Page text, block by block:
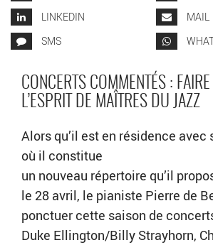
LINKEDIN
MAIL
SMS
CONCERTS COMMENTÉS : FAIRE
L’ESPRIT DE MAÎTRES DU JAZZ
Alors qu’il est en résidence avec
où il constitue
un nouveau répertoire qu’il
le 28 avril, le pianiste Pierre de
ponctuer cette saison de
Duke Ellington/Billy Strayhorn,